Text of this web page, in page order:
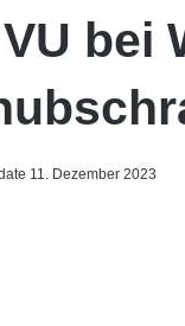
bei
11. Dezember 2023